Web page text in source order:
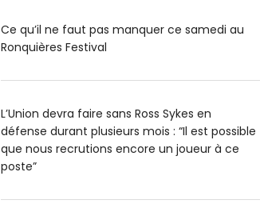
Ce qu’il ne faut pas manquer ce samedi au
Ronquières Festival
L’Union devra faire sans Ross Sykes en
défense durant plusieurs mois : “Il est possible
que nous recrutions encore un joueur à ce
poste”